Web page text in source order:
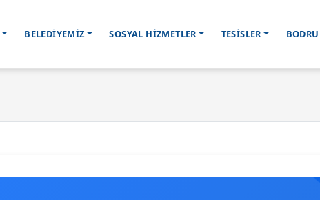
BELEDİYEMİZ SOSYAL HİZMETLER TESİSLER